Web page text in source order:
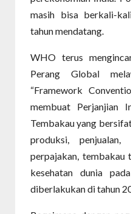
masih bisa berkali-
tahun mendatang.
WHO terus
Perang Global
“Framework
membuat Perjanjian
Tembakau yang
produksi,
perpajakan, tembakau
kesehatan dunia
diberlakukan di tahun